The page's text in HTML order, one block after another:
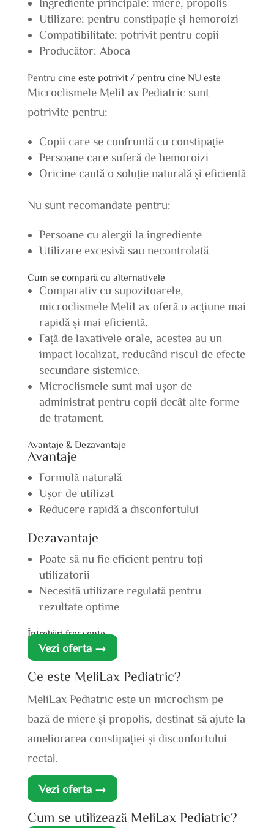
Utilizare: pentru constipație și hemoroizi
Compatibilitate: potrivit pentru copii
Producător: Aboca
Pentru cine este potrivit / pentru cine NU este
Microclismele MeliLax Pediatric sunt
potrivite pentru:
Copii care se confruntă cu constipație
Persoane care suferă de hemoroizi
Oricine caută o soluție naturală și eficientă
Nu sunt recomandate pentru:
Persoane cu alergii la ingrediente
Utilizare excesivă sau necontrolată
Cum se compară cu alternativele
Comparativ cu supozitoarele,
microclismele MeliLax oferă o acțiune mai
rapidă și mai eficientă.
Față de laxativele orale, acestea au un
impact localizat, reducând riscul de efecte
secundare sistemice.
Microclismele sunt mai ușor de
administrat pentru copii decât alte forme
de tratament.
Avantaje & Dezavantaje
Avantaje
Formulă naturală
Ușor de utilizat
Reducere rapidă a disconfortului
Dezavantaje
Poate să nu fie eficient pentru toți
utilizatorii
Necesită utilizare regulată pentru
rezultate optime
Întrebări frecvente
Vezi oferta →
Ce este MeliLax Pediatric?
MeliLax Pediatric este un microclism pe
bază de miere și propolis, destinat să ajute la
ameliorarea constipației și disconfortului
rectal.
Vezi oferta →
Cum se utilizează MeliLax Pediatric?